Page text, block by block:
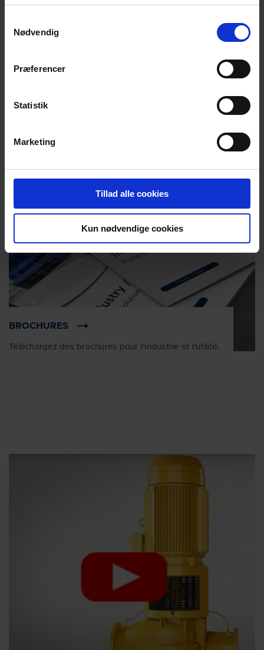
Nødvendig
Præferencer
Statistik
Marketing
Tillad alle cookies
Kun nødvendige cookies
Pour la description du produit, les instructions
BROCHURES
Téléchargez des brochures pour l'industrie et l'utilité.